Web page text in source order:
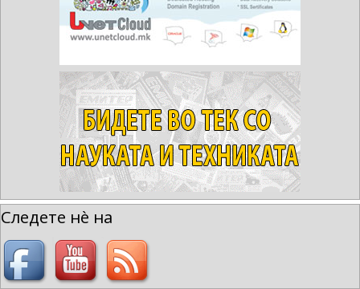
Следете нè на